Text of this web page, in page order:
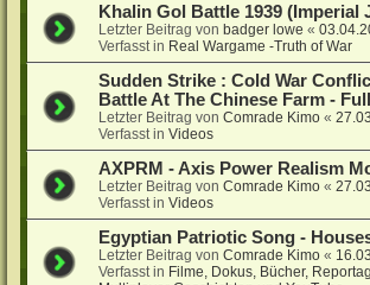
Khalin Gol Battle 1939 (Imperial
Letzter Beitrag vonbadger lowe «
Verfasst in Real Wargame -Truth of War
Sudden Strike : Cold War
Battle At The Chinese Farm -
Letzter Beitrag vonComrade Kimo «
Verfasst inVideos
AXPRM - Axis Power Realism
Letzter Beitrag vonComrade Kimo «
Verfasst inVideos
Egyptian Patriotic Song -
Letzter Beitrag vonComrade Kimo «
Verfasst in Filme, Dokus, Bücher,